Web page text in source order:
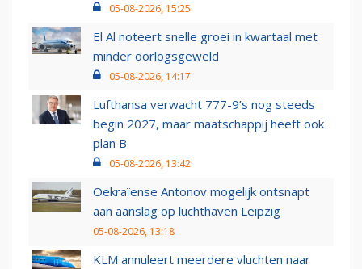
05-08-2026, 15:25
El Al noteert snelle groei in kwartaal met
minder oorlogsgeweld
05-08-2026, 14:17
Lufthansa verwacht 777-9’s nog steeds
begin 2027, maar maatschappij heeft ook
plan B
05-08-2026, 13:42
Oekraïense Antonov mogelijk ontsnapt
aan aanslag op luchthaven Leipzig
05-08-2026, 13:18
KLM annuleert meerdere vluchten naar